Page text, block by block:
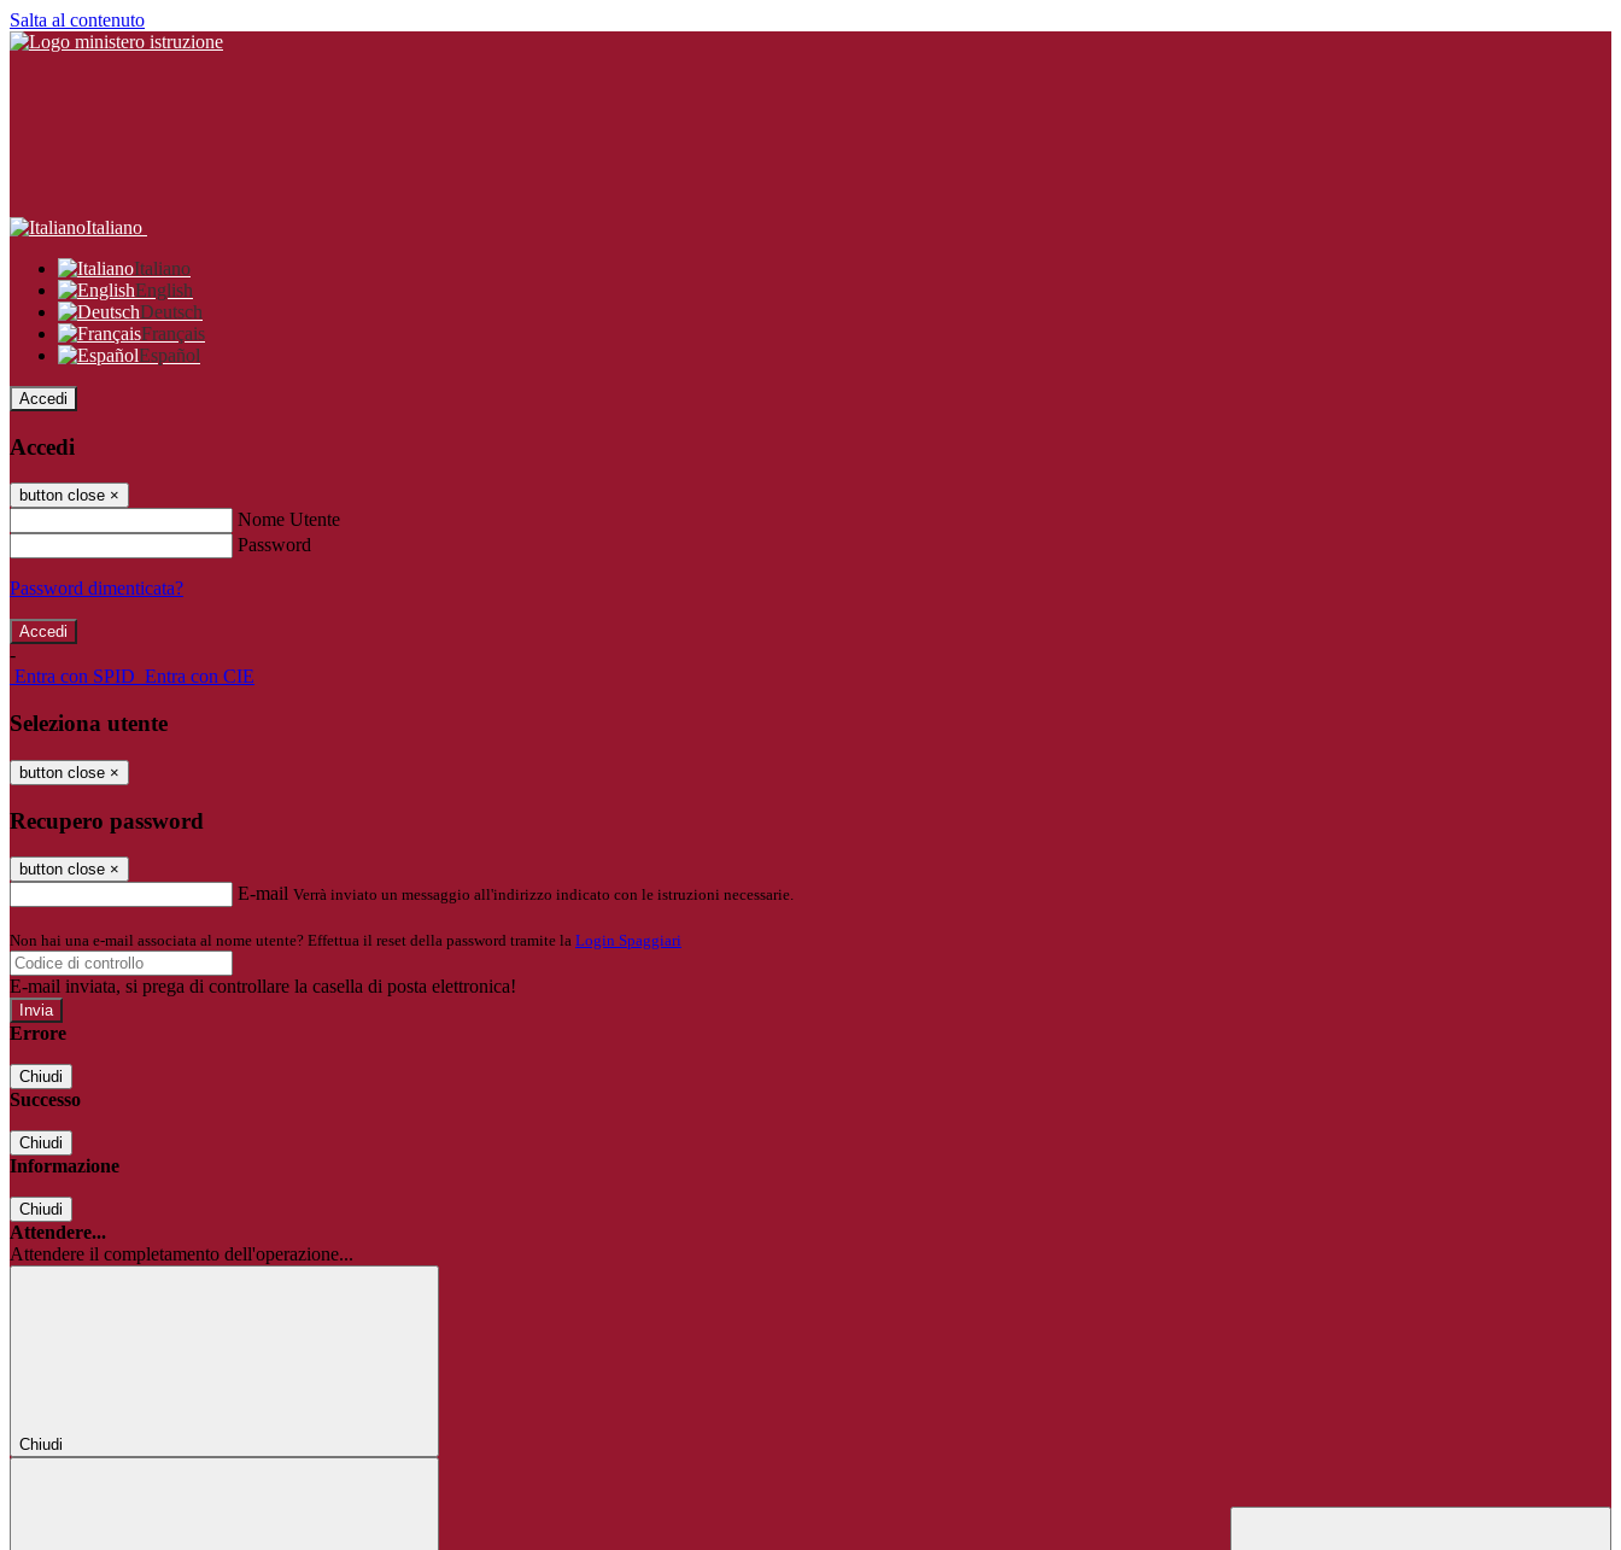
Salta al contenuto
Italiano
Italiano
English
Deutsch
Français
Español
Accedi
Accedi
button close ×
Nome Utente
Password
Password dimenticata?
-
Entra con SPID Entra con CIE
Seleziona utente
button close ×
Recupero password
button close ×
E-mail Verrà inviato un messaggio all'indirizzo indicato con le istruzioni necessarie.
Non hai una e-mail associata al nome utente? Effettua il reset della password tramite la Login Spaggiari
E-mail inviata, si prega di controllare la casella di posta elettronica!
Errore
Chiudi
Successo
Chiudi
Informazione
Chiudi
Attendere...
Attendere il completamento dell'operazione...
Chiudi